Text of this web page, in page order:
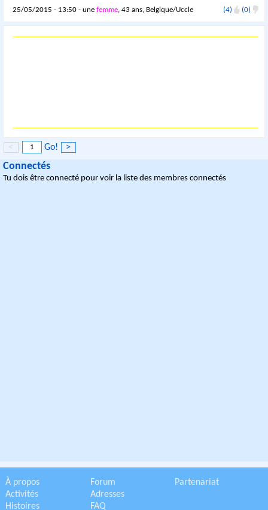
25/05/2015 - 13:50 - unefemme, 43 ans, Belgique/Uccle (4) (0)
< Go! >
Connectés
Tu dois être connecté pour voir la liste des membres connectés
À propos
Activités
Histoires
Forum
Adresses
FAQ
Partenariat